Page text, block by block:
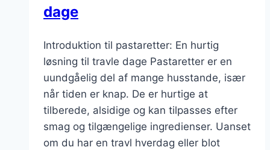
dage
Introduktion til pastaretter: En hurtig
løsning til travle dage Pastaretter er en
uundgåelig del af mange husstande, især
når tiden er knap. De er hurtige at
tilberede, alsidige og kan tilpasses efter
smag og tilgængelige ingredienser. Uanset
om du har en travl hverdag eller blot